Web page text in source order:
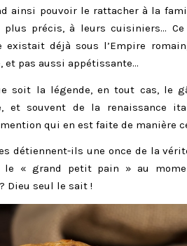
ainsi pouvoir le rattacher à la
plus précis, à leurs cuisiniers…
existait déjà sous l’Empire
et pas aussi appétissante…
soit la légende, en tout cas, le
et souvent de la renaissance
qui en est faite de manière
détiennent-ils une once de la
le « grand petit pain » au
Dieu seul le sait !